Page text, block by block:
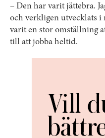
– Den har varit jättebra.
och verkligen utvecklats
varit en stor omställning
till att jobba heltid.